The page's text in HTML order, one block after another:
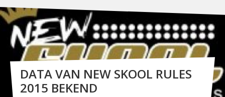
DATA VAN NEW SKOOL RULES
2015 BEKEND